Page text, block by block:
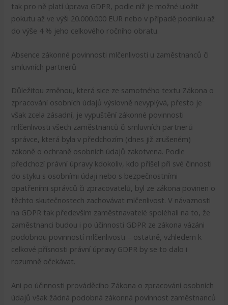
tak pro ně platí úprava GDPR, podle níž je možné uložit
pokutu až ve výši 20.000.000 EUR nebo v případě podniku až
do výše 4 % jeho celkového ročního obratu.
Absence zákonné povinnosti mlčenlivosti u zaměstnanců či
smluvních partnerů
Důležitou změnou, která sice ze samotného textu Zákona o
zpracování osobních údajů výslovně nevyplývá, přesto je
však zcela zásadní, je vypuštění zákonné povinnosti
mlčenlivosti všech zaměstnanců či smluvních partnerů
správce, která byla v předchozím (dnes již zrušeném)
zákoně o ochraně osobních údajů zakotvena. Podle
předchozí právní úpravy kdokoliv, kdo přišel při své činnosti
do styku s osobními údaji nebo s bezpečnostními
opatřeními správců či zpracovatelů, byl ze zákona povinen o
těchto skutečnostech zachovávat mlčenlivost. V návaznosti
na GDPR tak především zaměstnavatelé spoléhali na to, že
zaměstnanci budou i po účinnosti GDPR ze zákona vázáni
podobnou povinností mlčenlivosti – ostatně, vzhledem k
celkové přísnosti právní úpravy GDPR by se to dalo i
rozumně očekávat.
Ani po účinnosti prováděcího Zákona o zpracování osobních
údajů však žádná podobná zákonná povinnost zaměstnanců